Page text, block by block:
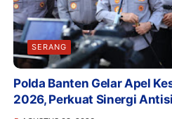
SERANG
Polda Banten Gelar Apel
2026, Perkuat Sinergi